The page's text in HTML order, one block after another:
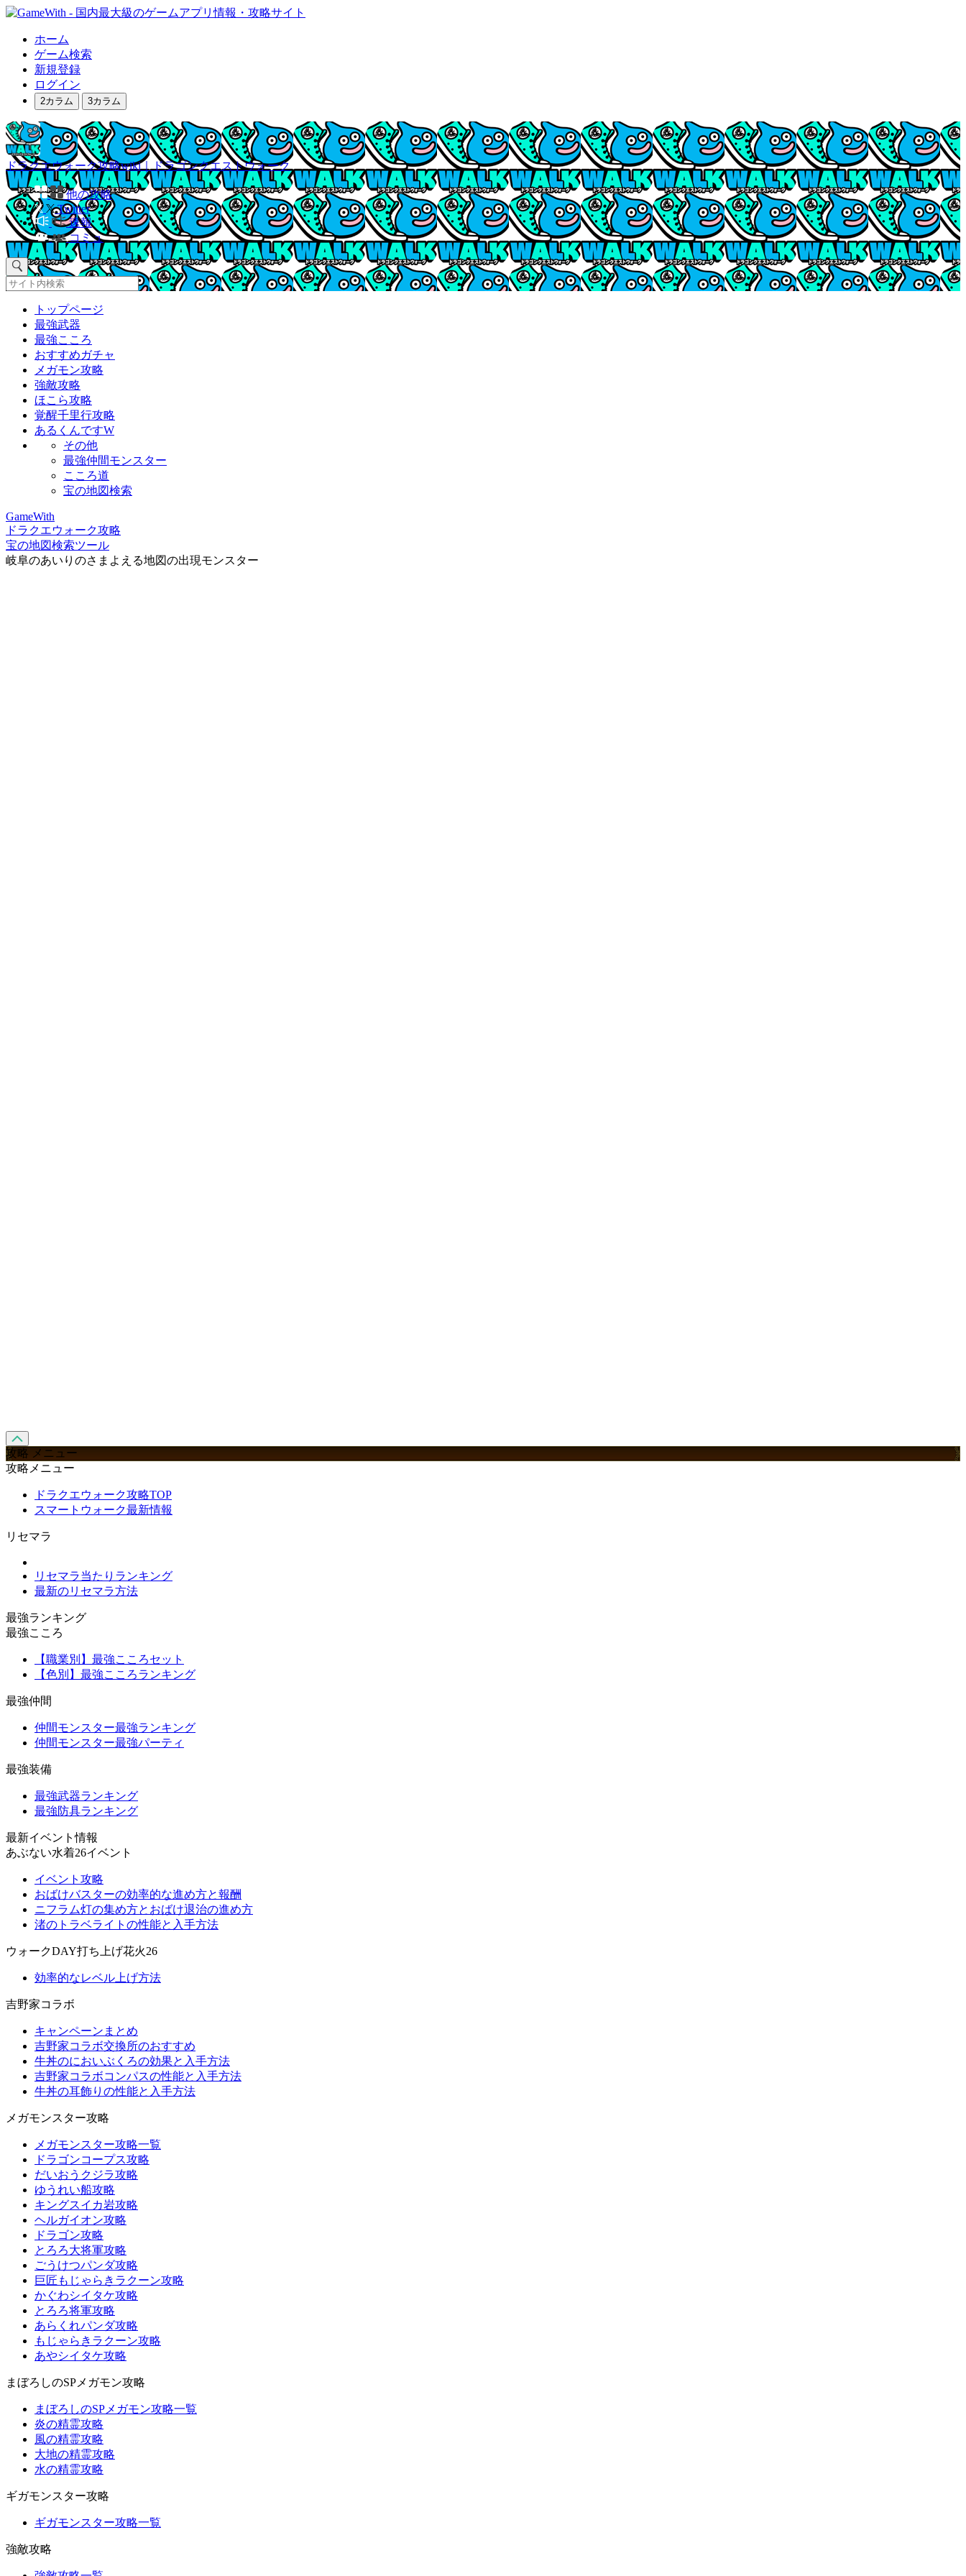
ホーム
ゲーム検索
新規登録
ログイン
2カラム 3カラム
ドラクエウォーク攻略wiki｜ドラゴンクエストウォーク
他の攻略
Twitter
速報
コミュ
トップページ
最強武器
最強こころ
おすすめガチャ
メガモン攻略
強敵攻略
ほこら攻略
覚醒千里行攻略
あるくんですW
その他
最強仲間モンスター
こころ道
宝の地図検索
GameWith
ドラクエウォーク攻略
宝の地図検索ツール
岐阜のあいりのさまよえる地図の出現モンスター
攻略 メニュー
攻略メニュー
ドラクエウォーク攻略TOP
スマートウォーク最新情報
リセマラ
リセマラ当たりランキング
最新のリセマラ方法
最強ランキング
最強こころ
【職業別】最強こころセット
【色別】最強こころランキング
最強仲間
仲間モンスター最強ランキング
仲間モンスター最強パーティ
最強装備
最強武器ランキング
最強防具ランキング
最新イベント情報
あぶない水着26イベント
イベント攻略
おばけバスターの効率的な進め方と報酬
ニフラム灯の集め方とおばけ退治の進め方
渚のトラベライトの性能と入手方法
ウォークDAY打ち上げ花火26
効率的なレベル上げ方法
吉野家コラボ
キャンペーンまとめ
吉野家コラボ交換所のおすすめ
牛丼のにおいぶくろの効果と入手方法
吉野家コラボコンパスの性能と入手方法
牛丼の耳飾りの性能と入手方法
メガモンスター攻略
メガモンスター攻略一覧
ドラゴンコープス攻略
だいおうクジラ攻略
ゆうれい船攻略
キングスイカ岩攻略
ヘルガイオン攻略
ドラゴン攻略
とろろ大将軍攻略
ごうけつパンダ攻略
巨匠もじゃらきラクーン攻略
かぐわシイタケ攻略
とろろ将軍攻略
あらくれパンダ攻略
もじゃらきラクーン攻略
あやシイタケ攻略
まぼろしのSPメガモン攻略
まぼろしのSPメガモン攻略一覧
炎の精霊攻略
風の精霊攻略
大地の精霊攻略
水の精霊攻略
ギガモンスター攻略
ギガモンスター攻略一覧
強敵攻略